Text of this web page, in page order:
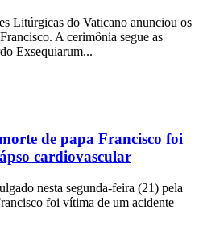
Litúrgicas do Vaticano anunciou os
A cerimônia segue as
Exsequiarum...
de papa Francisco foi
cardiovascular
nesta segunda-feira (21) pela
foi vítima de um acidente